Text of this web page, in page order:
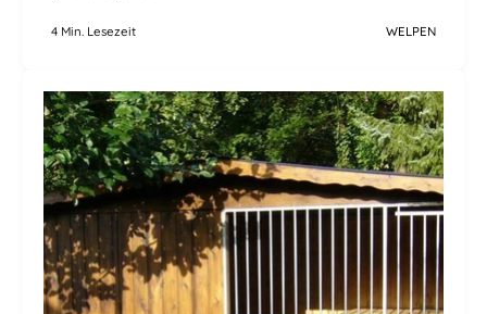
4 Min. Lesezeit WELPEN